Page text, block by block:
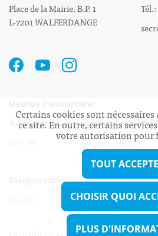
Place de la Mairie, B.P. 1
L-7201 WALFERDANGE
Administration communale de
Lu - Ve 08h00 - 11h30
13h30 - 16h00
Biergercenter
Lu - Ve 08h00 - 11h30
13h30 - 16h00
Certains cookies sont
ce site. En outre, certains
votre autorisation pour
TOUT
CHOISIR QUOI
PLUS